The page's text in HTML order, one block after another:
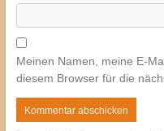
Meinen Namen, meine E-
diesem Browser für die